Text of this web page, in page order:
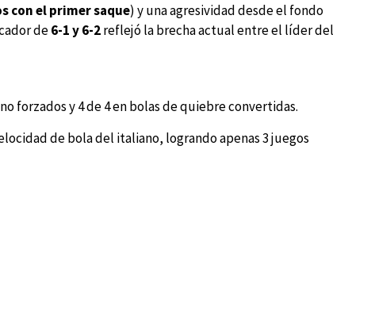
con el primer saque) y una agresividad desde el fondo
de6-1 y 6-2reflejó la brecha actual entre el líder del
forzados y 4 de 4 en bolas de quiebre convertidas.
de bola del italiano, logrando apenas 3 juegos